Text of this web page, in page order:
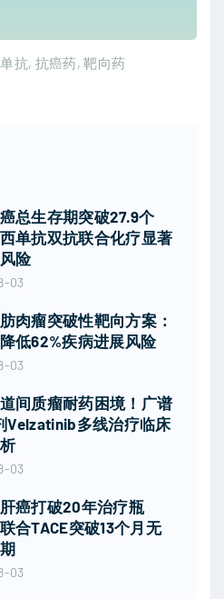
单抗 抗癌药 靶向药
总生存期突破27.9个
单抗双抗联合化疗显著
险
03
肉瘤突破性靶向方案：
低62%疾病进展风险
03
间质瘤耐药困境！广谱
Velzatinib多线治疗临床
03
癌打破20年治疗瓶
合TACE突破13个月无
03